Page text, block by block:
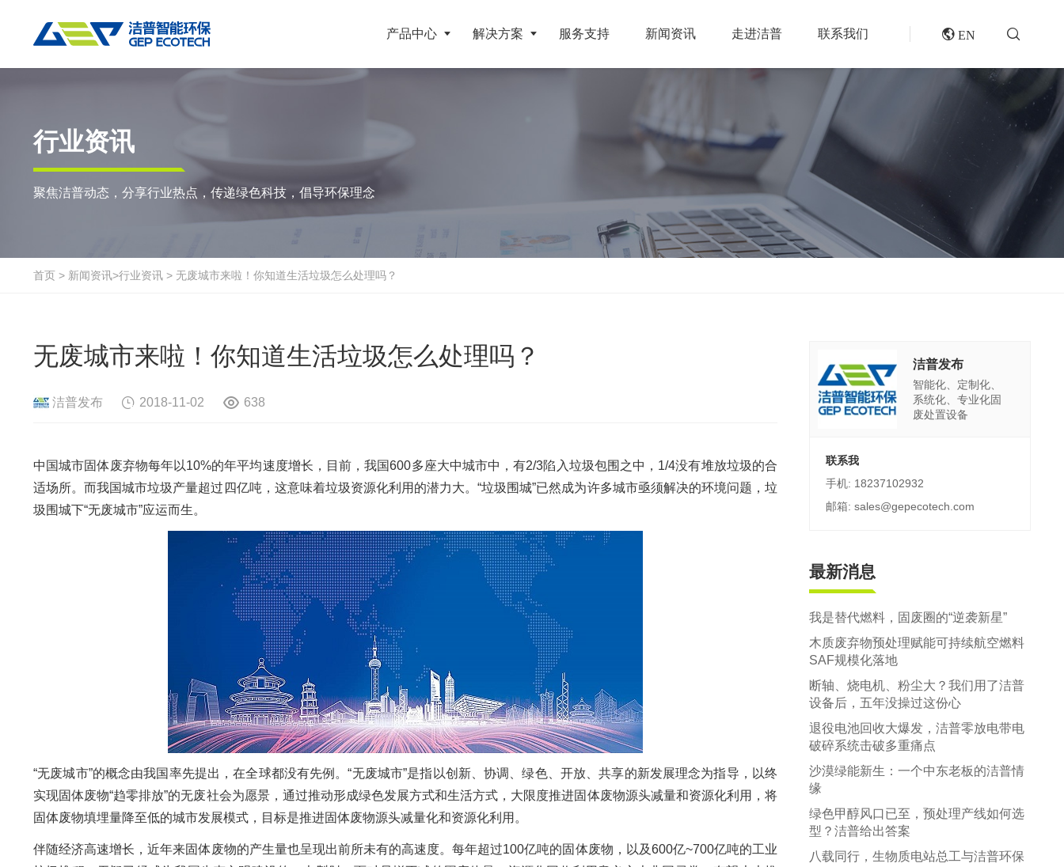
产品中心
双轴撕碎机
单轴撕碎机
液压粗碎机
环锤式粉碎机
鼓式粉碎机
通用型粉碎机
破碎设备
立轴冲击式破碎机
挤压成型设备
生物质颗粒机
液压打包机
封闭式破碎系统
废轮胎热解系统
橡胶破胶机组
分选分离设备
滚筒筛
磁选机
涡电流分选机
解决方案
RDF/SRF燃料制备系统
大件垃圾资源化系统
生物质资源化系统
危险废物资源化系统
陈腐垃圾 废电池
风电叶片 废旧电缆
废桶 硬盘
废旧电路板 旧沙发床垫
江苏地区年产10万吨废纺替代燃料生产线
北京某再生资源分拣中心项目
江西大件垃圾资源化处置项目
浙江工业固废RDF燃料生产线
广东移动式建筑垃圾处理项目
专题报道
风电叶片回收处理方案及核心设备
垃圾衍生燃料RDF/SRF生产线系统
再生资源绿色分拣中心的建设规划和设备选择
水泥窑协同处置固废预处理系统
郑州市中原区生活垃圾分拣中心项目
建筑,装修,大件垃圾三位一体联合处置
服务支持 新闻资讯 走进洁普 联系我们  EN
行业资讯
聚焦洁普动态，分享行业热点，传递绿色科技，倡导环保理念
首页 > 新闻资讯>行业资讯 > 无废城市来啦！你知道生活垃圾怎么处理吗？
无废城市来啦！你知道生活垃圾怎么处理吗？
洁普发布 2018-11-02 638
中国城市固体废弃物每年以10%的年平均速度增长，目前，我国600多座大中城市中，有2/3陷入垃圾包围之中，1/4没有堆放垃圾的合
适场所。而我国城市垃圾产量超过四亿吨，这意味着垃圾资源化利用的潜力大。“垃圾围城”已然成为许多城市亟须解决的环境问题，垃
圾围城下“无废城市”应运而生。
“无废城市”的概念由我国率先提出，在全球都没有先例。“无废城市”是指以创新、协调、绿色、开放、共享的新发展理念为指导，以终
实现固体废物“趋零排放”的无废社会为愿景，通过推动形成绿色发展方式和生活方式，大限度推进固体废物源头减量和资源化利用，将
固体废物填埋量降至低的城市发展模式，目标是推进固体废物源头减量化和资源化利用。
伴随经济高速增长，近年来固体废物的产生量也呈现出前所未有的高速度。每年超过100亿吨的固体废物，以及600亿~700亿吨的工业
洁普发布
智能化、定制化、
系统化、专业化固
废处置设备
联系我
手机: 18237102932
邮箱: sales@gepecotech.com
最新消息
我是替代燃料，固废圈的“逆袭新星”
木质废弃物预处理赋能可持续航空燃料
SAF规模化落地
断轴、烧电机、粉尘大？我们用了洁普
设备后，五年没操过这份心
退役电池回收大爆发，洁普零放电带电
破碎系统击破多重痛点
沙漠绿能新生：一个中东老板的洁普情
缘
绿色甲醇风口已至，预处理产线如何选
型？洁普给出答案
八载同行，生物质电站总工与洁普环保